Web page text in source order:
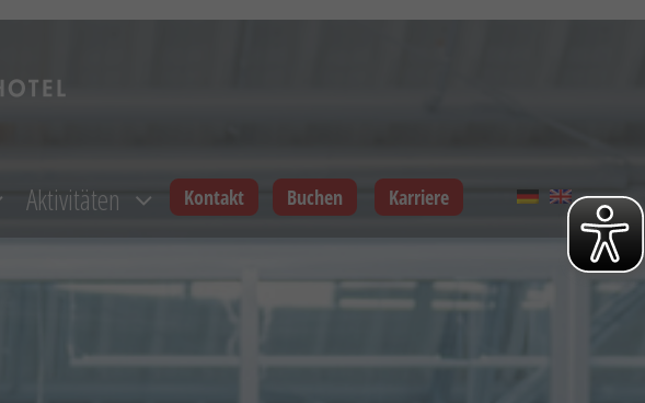
Aktivitäten Kontakt Buchen Karriere